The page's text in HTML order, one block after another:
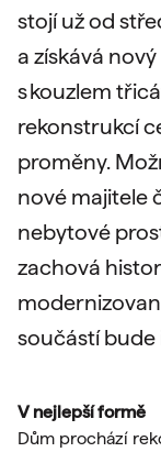
stojí už od
a získává
s kouzlem
rekonstrukcí
proměny.
nové majitele
nebytové
zachová
součástí bude
V nejlepší formě
Dům prochází